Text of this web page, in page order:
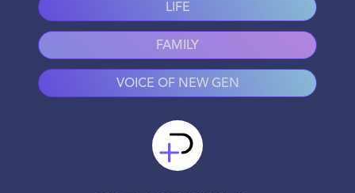
LIFE
FAMILY
VOICE OF NEW GEN